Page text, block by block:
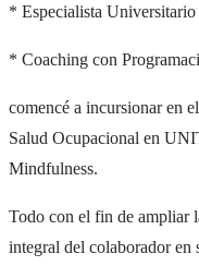
* Especialista
* Coaching con
comencé a incursionar en
Salud Ocupacional en
Mindfulness.
Todo con el fin de ampliar
integral del colaborador en